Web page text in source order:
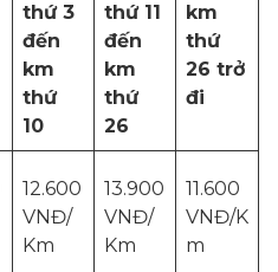
thứ 3
đến
km
thứ
10
thứ 11
đến
km
thứ
26
km
thứ
26 trở
đi
12.600
VNĐ/
Km
13.900
VNĐ/
Km
11.600
VNĐ/K
m